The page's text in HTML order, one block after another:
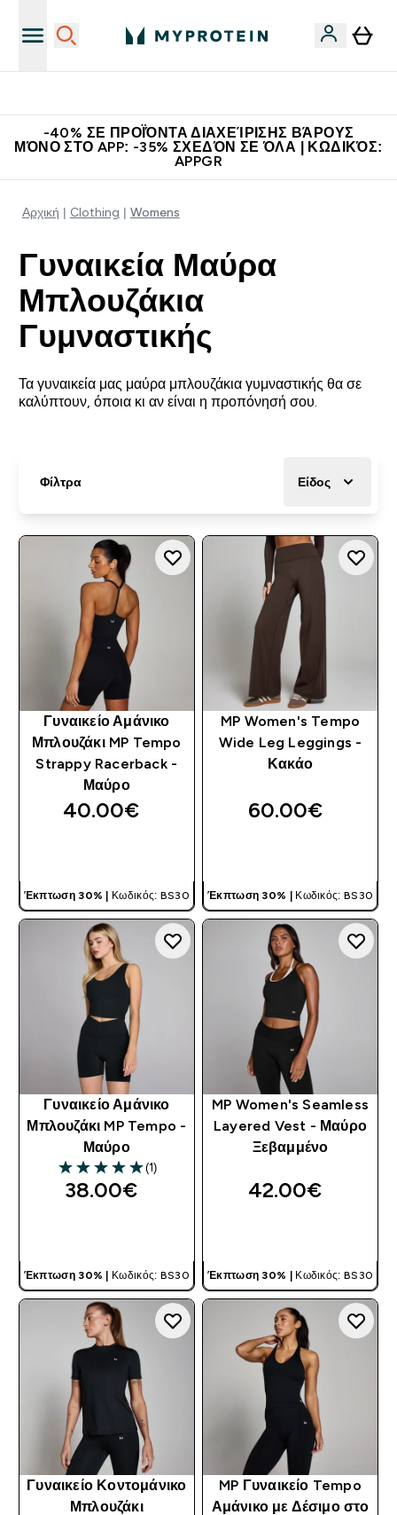
-40% ΣΕ ΠΡΟΪΌΝΤΑ ΔΙΑΧΕΊΡΙΣΗΣ ΒΆΡΟΥΣ
ΜΌΝΟ ΣΤΟ APP: -35% ΣΧΕΔΌΝ ΣΕ ΌΛΑ | ΚΩΔΙΚΌΣ:
APPGR
Αρχική Clothing Womens
Γυναικεία Μαύρα
Μπλουζάκια
Γυμναστικής
Τα γυναικεία μας μαύρα μπλουζάκια γυμναστικής θα σε
καλύπτουν, όποια κι αν είναι η προπόνησή σου.
Φίλτρα Είδος
Γυναικείο Αμάνικο
Μπλουζάκι MP Tempo
Strappy Racerback -
Μαύρο
40.00€‎
Έκπτωση 30% | Κωδικός: BS30
MP Women's Tempo
Wide Leg Leggings -
Κακάο
60.00€‎
Έκπτωση 30% | Κωδικός: BS30
Γυναικείο Αμάνικο
Μπλουζάκι MP Tempo -
Μαύρο
5 out of 5 stars
(1)
38.00€‎
Έκπτωση 30% | Κωδικός: BS30
MP Women's Seamless
Layered Vest - Μαύρο
Ξεβαμμένο
42.00€‎
Έκπτωση 30% | Κωδικός: BS30
Γυναικείο Κοντομάνικο
Μπλουζάκι
MP Γυναικείο Tempo
Αμάνικο με Δέσιμο στο